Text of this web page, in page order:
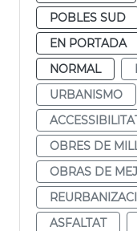
POBLES SUD
EN PORTADA
NORMAL
URBANISMO
OBRES DE
OBRAS DE
ASFALTAT